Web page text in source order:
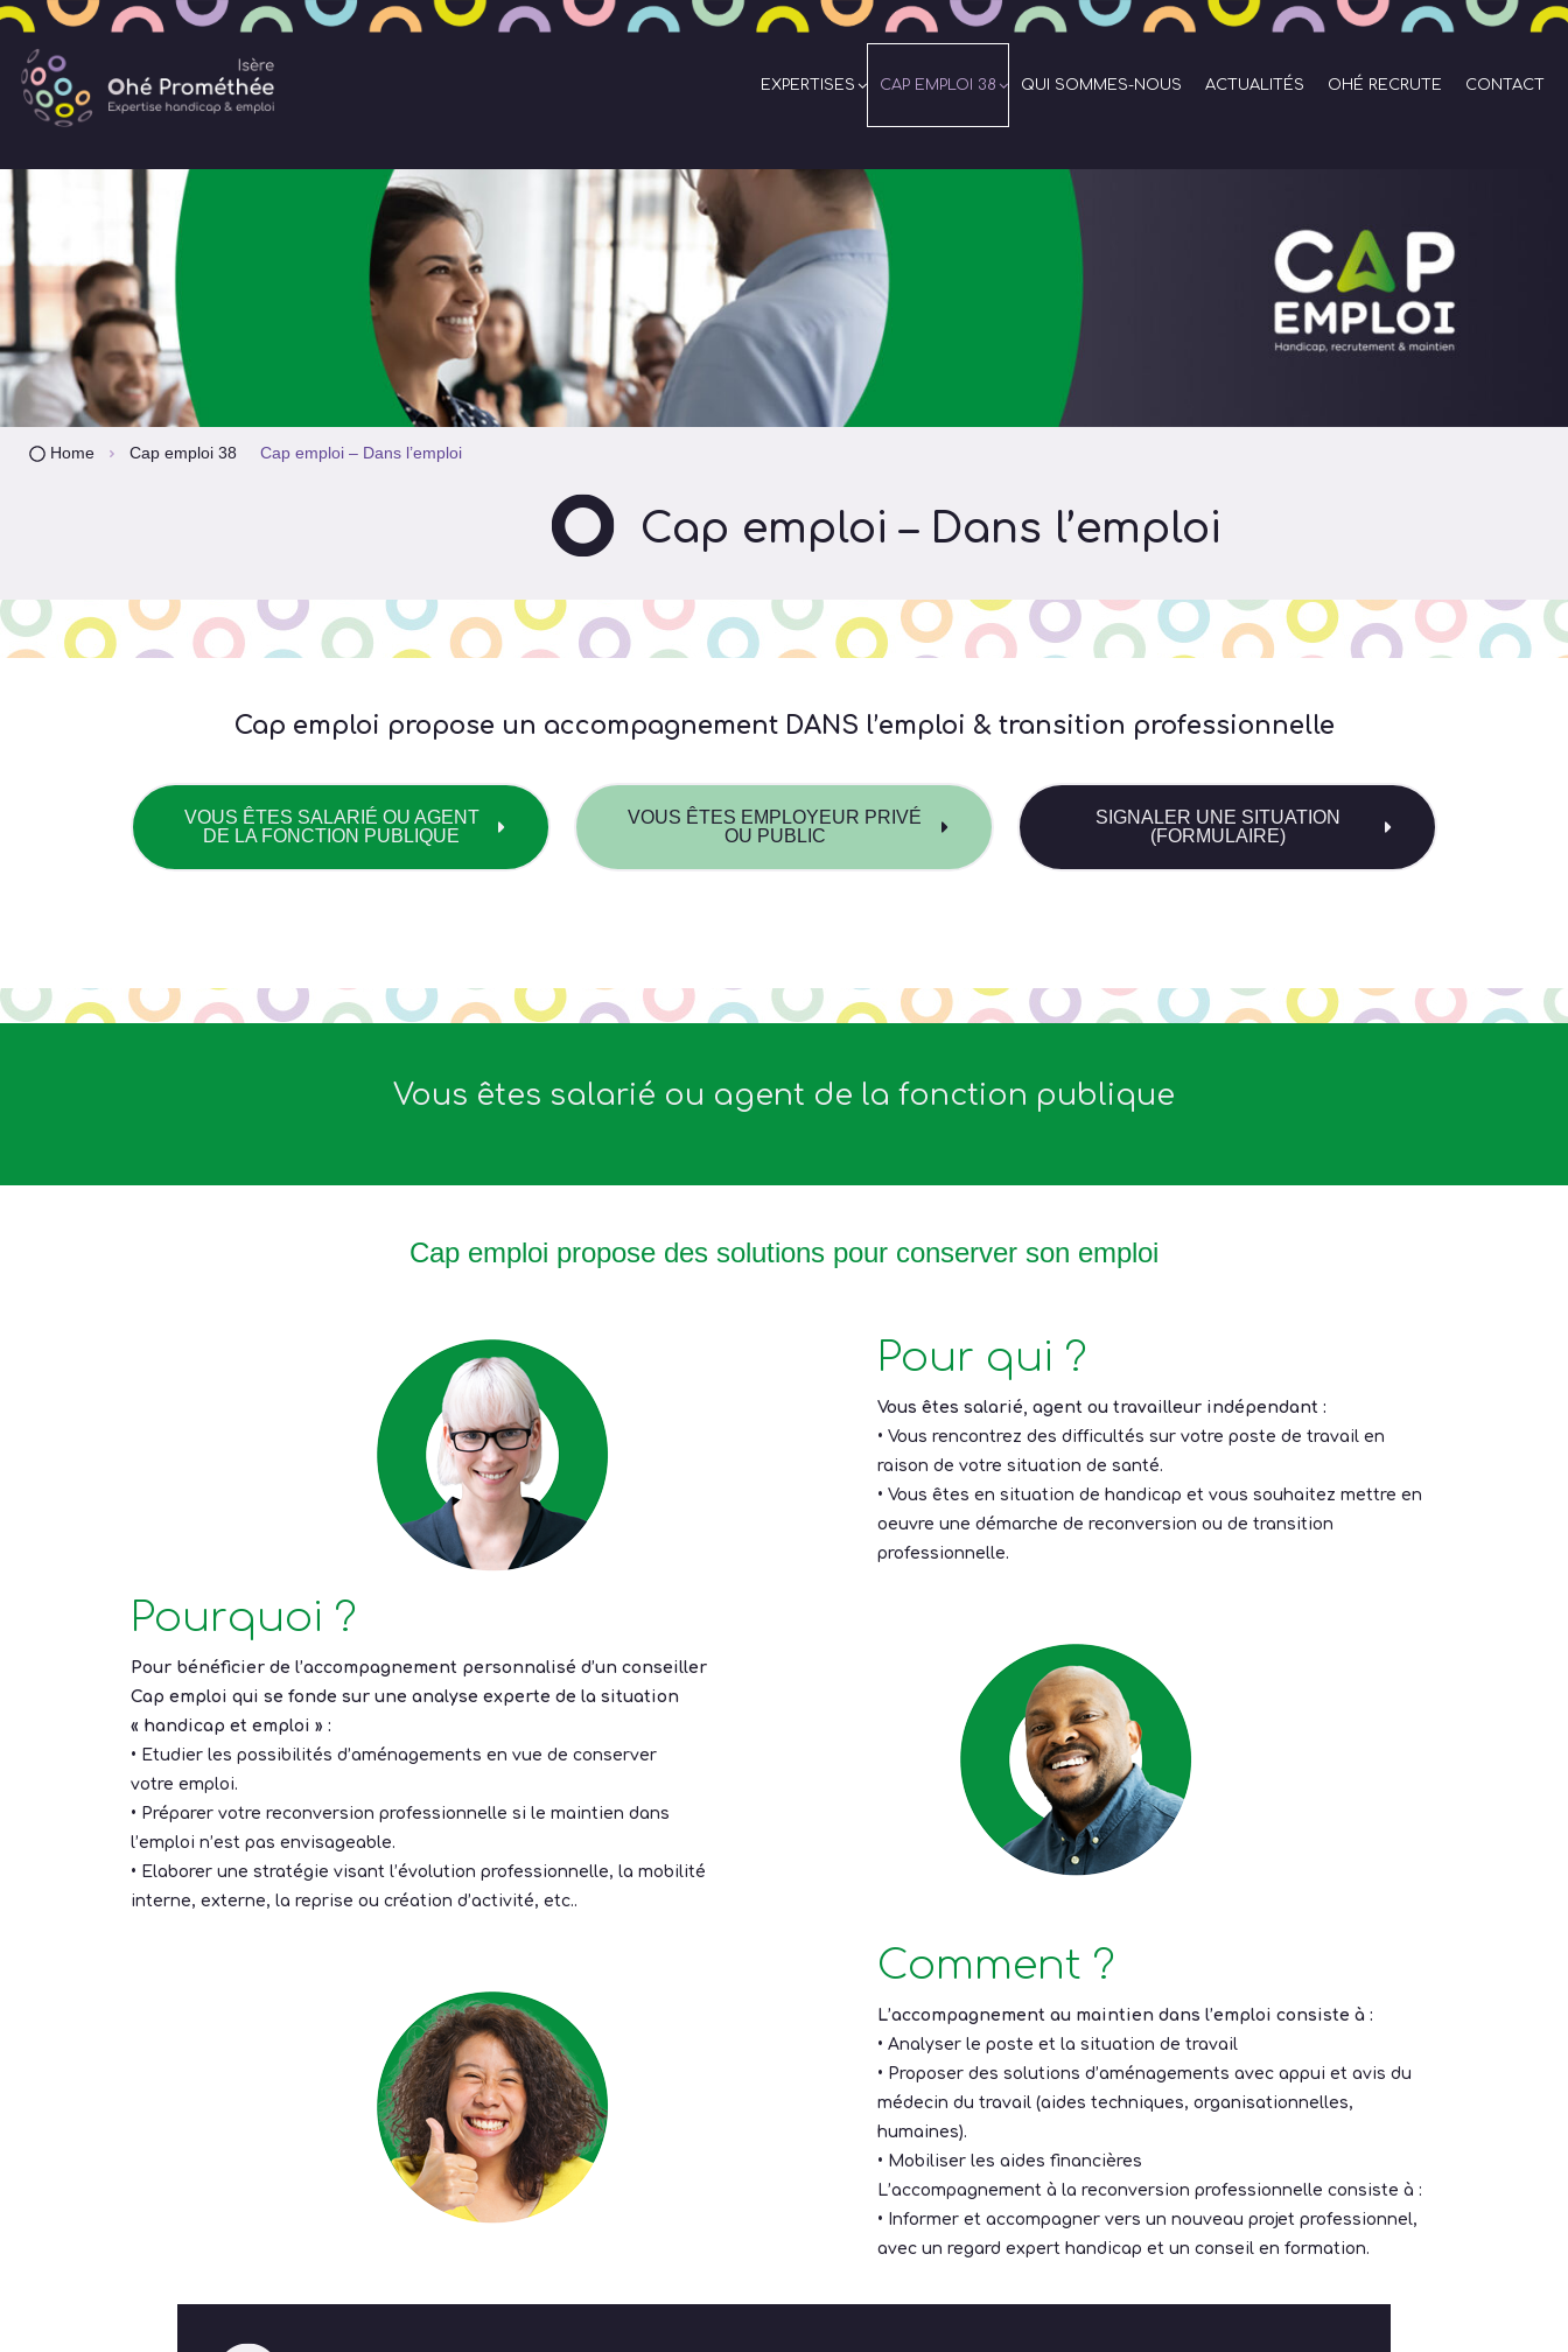
EXPERTISES CAP EMPLOI 38 QUI SOMMES-NOUS ACTUALITÉS OHÉ RECRUTE CONTACT
Home Cap emploi 38 Cap emploi – Dans l’emploi
Cap emploi – Dans l’emploi
Cap emploi propose un accompagnement DANS l’emploi & transition professionnelle
VOUS ÊTES SALARIÉ OU AGENT
DE LA FONCTION PUBLIQUE
VOUS ÊTES EMPLOYEUR PRIVÉ
OU PUBLIC
SIGNALER UNE SITUATION
(FORMULAIRE)
Vous êtes salarié ou agent de la fonction publique
Cap emploi propose des solutions pour conserver son emploi
Pour qui ?
Vous êtes salarié, agent ou travailleur indépendant :
• Vous rencontrez des difficultés sur votre poste de travail en
raison de votre situation de santé.
• Vous êtes en situation de handicap et vous souhaitez mettre en
oeuvre une démarche de reconversion ou de transition
professionnelle.
Pourquoi ?
Pour bénéficier de l’accompagnement personnalisé d’un conseiller
Cap emploi qui se fonde sur une analyse experte de la situation
« handicap et emploi » :
• Etudier les possibilités d’aménagements en vue de conserver
votre emploi.
• Préparer votre reconversion professionnelle si le maintien dans
l’emploi n’est pas envisageable.
• Elaborer une stratégie visant l’évolution professionnelle, la mobilité
interne, externe, la reprise ou création d’activité, etc..
Comment ?
L’accompagnement au maintien dans l’emploi consiste à :
• Analyser le poste et la situation de travail
• Proposer des solutions d’aménagements avec appui et avis du
médecin du travail (aides techniques, organisationnelles,
humaines).
• Mobiliser les aides financières
L’accompagnement à la reconversion professionnelle consiste à :
• Informer et accompagner vers un nouveau projet professionnel,
avec un regard expert handicap et un conseil en formation.